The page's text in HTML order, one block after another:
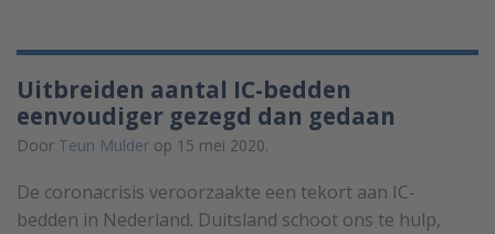
Uitbreiden aantal IC-bedden
eenvoudiger gezegd dan gedaan
Door Teun Mulder op 15 mei 2020.
De coronacrisis veroorzaakte een tekort aan IC-
bedden in Nederland. Duitsland schoot ons te hulp,